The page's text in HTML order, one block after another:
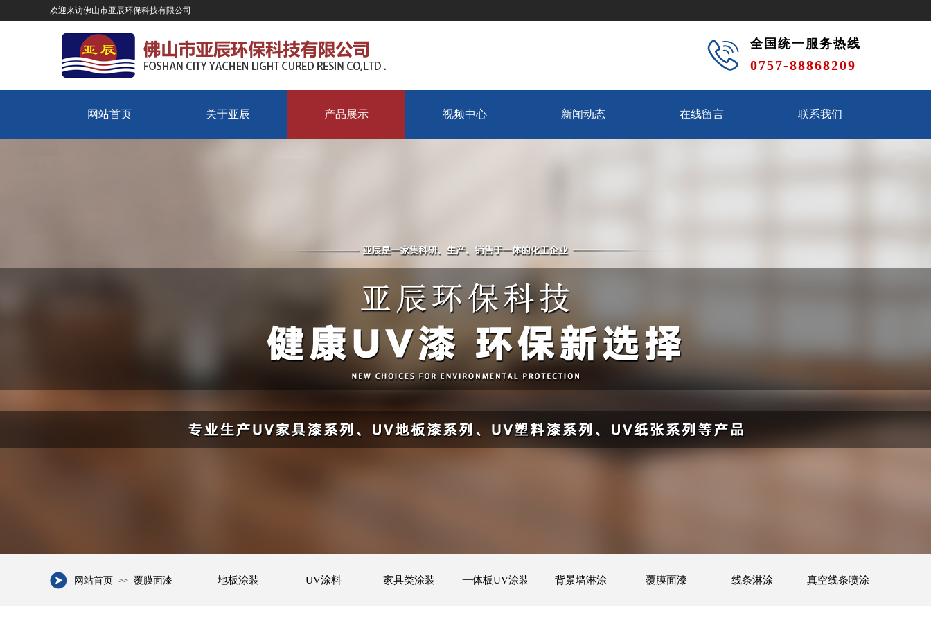
欢迎来访佛山市亚辰环保科技有限公司
0757-88868209
全国统一服务热线
网站首页 关于亚辰 产品展示 视频中心 新闻动态 在线留言 联系我们
地板涂装 UV涂料 家具类涂装 一体板UV涂装 背景墙淋涂 覆膜面漆 线条淋涂 真空线条喷涂
网站首页 >> 覆膜面漆